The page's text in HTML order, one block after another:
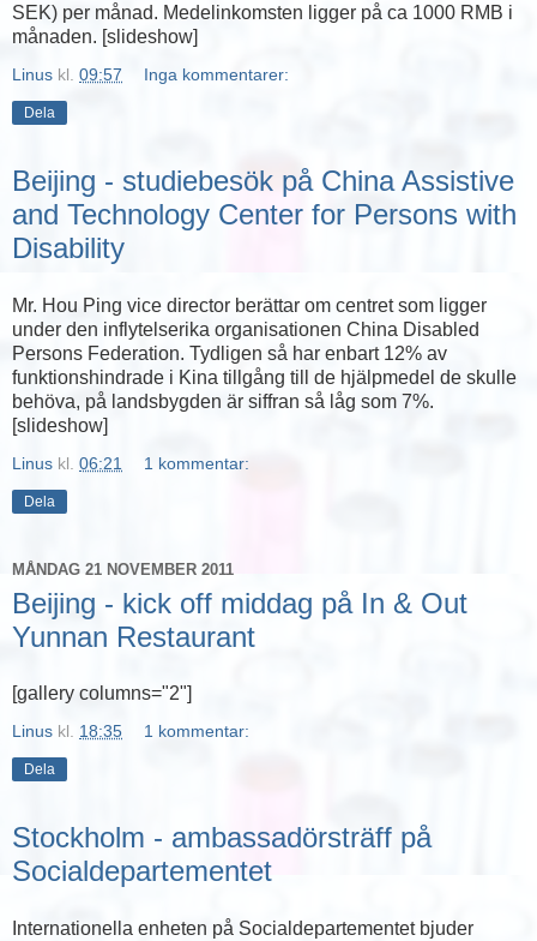
SEK) per månad. Medelinkomsten ligger på ca 1000 RMB i
månaden. [slideshow]
Linus kl. 09:57 Inga kommentarer:
Dela
Beijing - studiebesök på China Assistive
and Technology Center for Persons with
Disability
Mr. Hou Ping vice director berättar om centret som ligger
under den inflytelserika organisationen China Disabled
Persons Federation. Tydligen så har enbart 12% av
funktionshindrade i Kina tillgång till de hjälpmedel de skulle
behöva, på landsbygden är siffran så låg som 7%.
[slideshow]
Linus kl. 06:21 1 kommentar:
Dela
MÅNDAG 21 NOVEMBER 2011
Beijing - kick off middag på In & Out
Yunnan Restaurant
[gallery columns="2"]
Linus kl. 18:35 1 kommentar:
Dela
Stockholm - ambassadörsträff på
Socialdepartementet
Internationella enheten på Socialdepartementet bjuder